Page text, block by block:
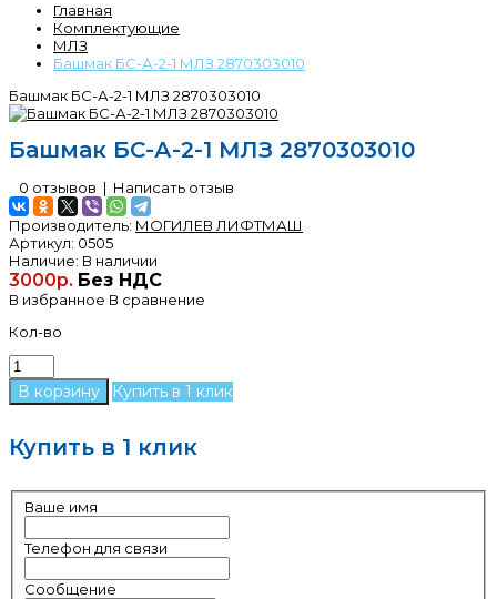
Главная
Комплектующие
МЛЗ
Башмак БС-А-2-1 МЛЗ 2870303010
Башмак БС-А-2-1 МЛЗ 2870303010
Башмак БС-А-2-1 МЛЗ 2870303010
0 отзывов | Написать отзыв
Производитель: МОГИЛЕВ ЛИФТМАШ
Артикул: 0505
Наличие: В наличии
3000р. Без НДС
В избранное В сравнение
Кол-во
Купить в 1 клик
Купить в 1 клик
Ваше имя
Телефон для связи
Сообщение